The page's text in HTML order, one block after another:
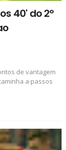
40' do 2º
de vantagem
a passos